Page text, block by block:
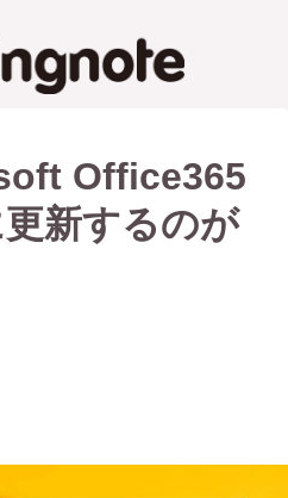
Office365
新するのが